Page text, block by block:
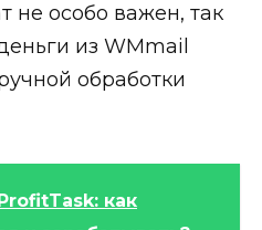
не особо важен, так
из WMmail
обработки
как